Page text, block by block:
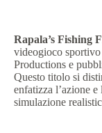
Rapala’s Fishing
videogioco
Productions e
Questo titolo si
enfatizza l’azione
simulazione